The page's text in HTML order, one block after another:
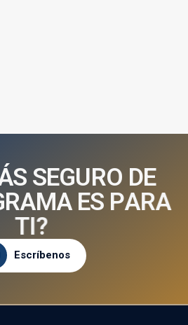
S SEGURO DE
RAMA ES PARA
TI?
Escríbenos